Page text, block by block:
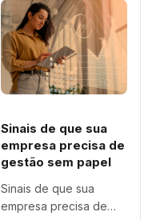
como uma…
Sinais de que sua
empresa precisa de
gestão sem papel
Sinais de que sua
empresa precisa de